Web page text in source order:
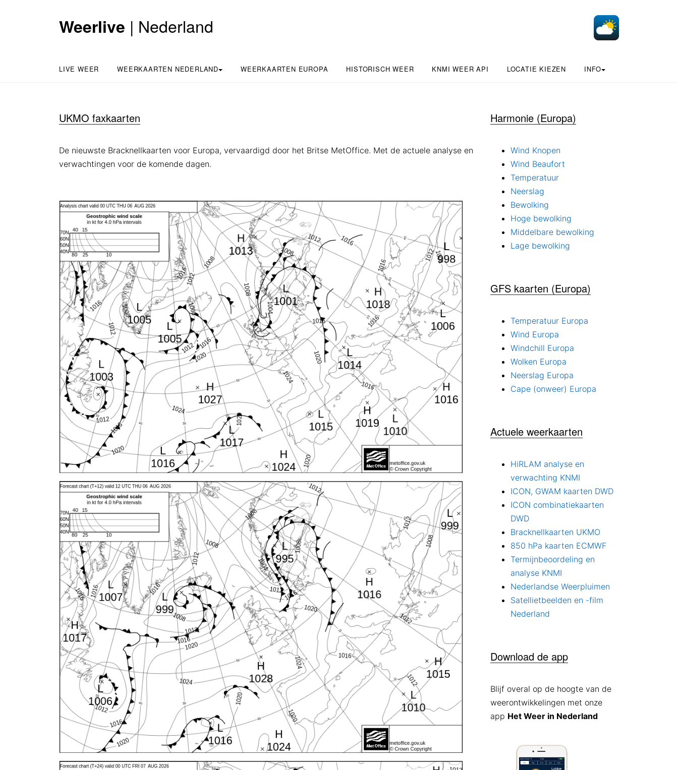
Weerlive | Nederland
LIVE WEER WEERKAARTEN NEDERLAND WEERKAARTEN EUROPA HISTORISCH WEER KNMI WEER API LOCATIE KIEZEN INFO
UKMO faxkaarten
De nieuwste Bracknellkaarten voor Europa, vervaardigd door het Britse MetOffice. Met de actuele analyse en
verwachtingen voor de komende dagen.
Harmonie (Europa)
Wind Knopen
Wind Beaufort
Temperatuur
Neerslag
Bewolking
Hoge bewolking
Middelbare bewolking
Lage bewolking
GFS kaarten (Europa)
Temperatuur Europa
Wind Europa
Windchill Europa
Wolken Europa
Neerslag Europa
Cape (onweer) Europa
Actuele weerkaarten
HiRLAM analyse en
verwachting KNMI
ICON, GWAM kaarten DWD
ICON combinatiekaarten
DWD
Bracknellkaarten UKMO
850 hPa kaarten ECMWF
Termijnbeoordeling en
analyse KNMI
Nederlandse Weerpluimen
Satellietbeelden en -film
Nederland
Download de app
Blijf overal op de hoogte van de
weerontwikkelingen met onze
app Het Weer in Nederland